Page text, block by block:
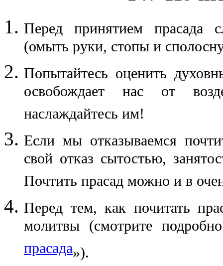
Перед принятием прасада
(омыть руки, стопы и
Попытайтесь оценить
освобождает нас от
наслаждайтесь им!
Если мы отказываемся
свой отказ сытостью,
Почтить прасад можно и в
Перед тем, как почитать
молитвы (смотрите
прасада»).